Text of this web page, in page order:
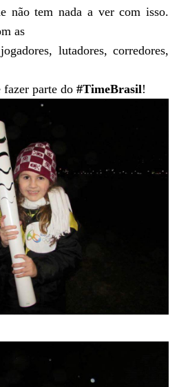
não tem nada a ver com isso.
as
lutadores, corredores,
fazer parte do #TimeBrasil!